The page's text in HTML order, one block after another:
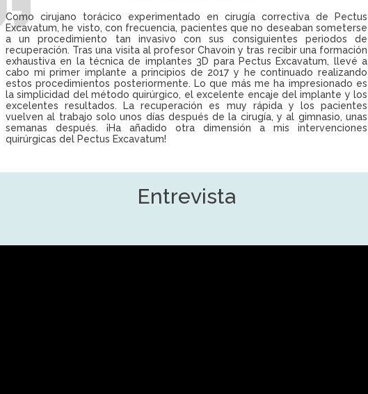
Como cirujano torácico experimentado en cirugía correctiva de Pectus
Excavatum, he visto, con frecuencia, pacientes que no deseaban someterse
a un procedimiento tan invasivo con sus consiguientes periodos de
recuperación. Tras una visita al profesor Chavoin y tras recibir una formación
exhaustiva en la técnica de implantes 3D para Pectus Excavatum, llevé a
cabo mi primer implante a principios de 2017 y he continuado realizando
estos procedimientos posteriormente. Lo que más me ha impresionado es
la simplicidad del método quirúrgico, el excelente encaje del implante y los
excelentes resultados. La recuperación es muy rápida y los pacientes
vuelven al trabajo solo unos días después de la cirugía, y al gimnasio, unas
semanas después. ¡Ha añadido otra dimensión a mis intervenciones
quirúrgicas del Pectus Excavatum!
Entrevista